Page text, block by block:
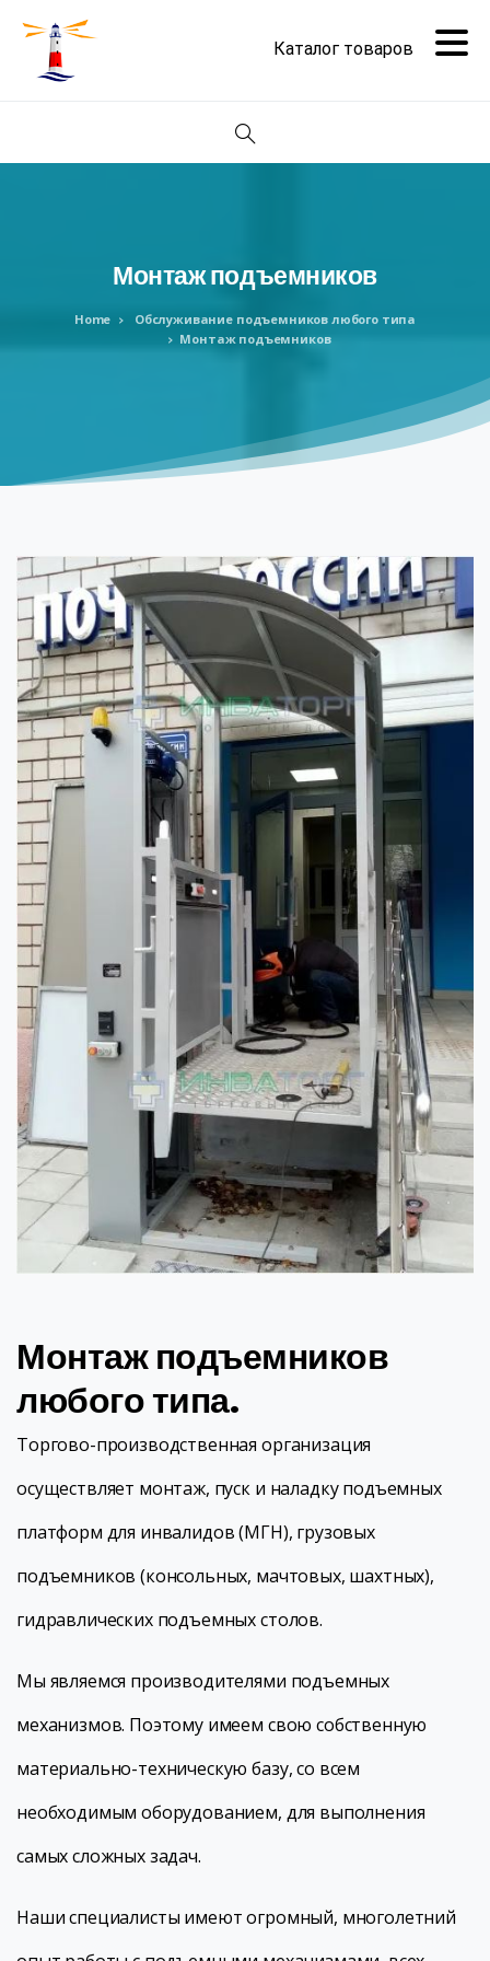
Поиск
Монтажподъемников
Home
Обслуживание подъемников любого типа
Монтаж подъемников
Монтаж подъемников
любого типа.
Торгово-производственная организация
осуществляет монтаж, пуск и наладку подъемных
платформ для инвалидов (МГН), грузовых
подъемников (консольных, мачтовых, шахтных),
гидравлических подъемных столов.
Мы являемся производителями подъемных
механизмов. Поэтому имеем свою собственную
материально-техническую базу, со всем
необходимым оборудованием, для выполнения
самых сложных задач.
Наши специалисты имеют огромный, многолетний